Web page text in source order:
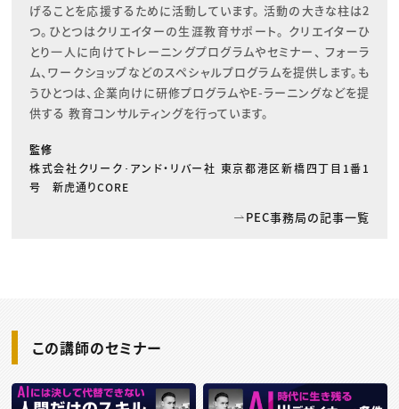
げることを応援するために活動しています。 活動の大きな柱は2
つ。ひとつはクリエイターの生涯教育サポート。 クリエイターひ
とり一人に向けてトレーニングプログラムやセミナー、 フォーラ
ム、ワークショップなどのスペシャルプログラムを提供します。も
うひとつは、企業向けに研修プログラムやE-ラーニングなどを提
供する 教育コンサルティングを行っています。
監修
株式会社クリーク･アンド・リバー社 東京都港区新橋四丁目1番1
号 新虎通りCORE
PEC事務局の記事一覧
この講師のセミナー